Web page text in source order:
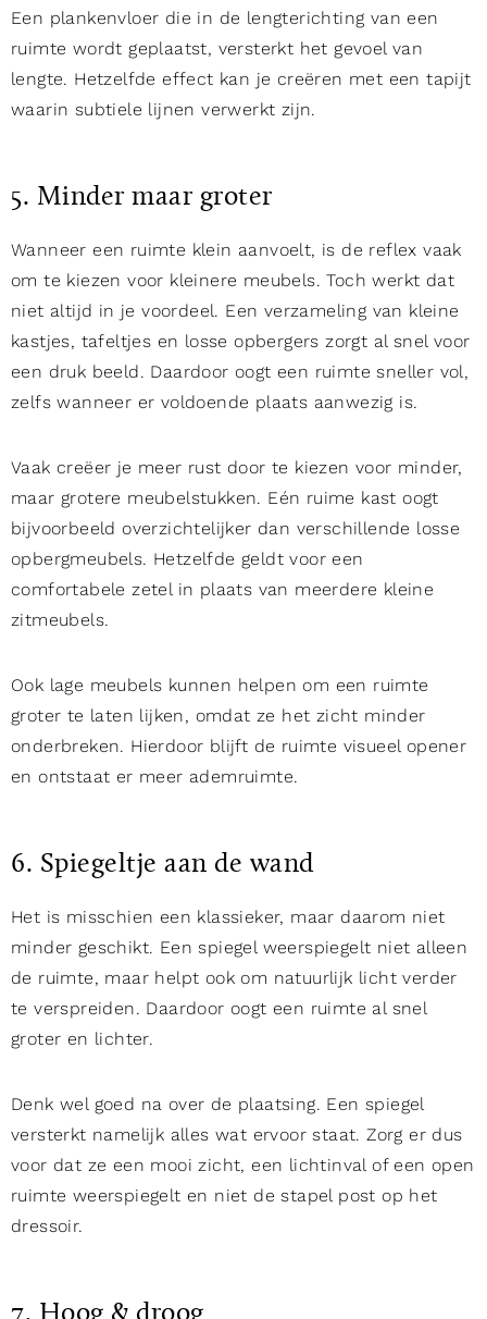
Een plankenvloer die in de lengterichting van een
ruimte wordt geplaatst, versterkt het gevoel van
lengte. Hetzelfde effect kan je creëren met een tapijt
waarin subtiele lijnen verwerkt zijn.
5. Minder maar groter
Wanneer een ruimte klein aanvoelt, is de reflex vaak
om te kiezen voor kleinere meubels. Toch werkt dat
niet altijd in je voordeel. Een verzameling van kleine
kastjes, tafeltjes en losse opbergers zorgt al snel voor
een druk beeld. Daardoor oogt een ruimte sneller vol,
zelfs wanneer er voldoende plaats aanwezig is.
Vaak creëer je meer rust door te kiezen voor minder,
maar grotere meubelstukken. Eén ruime kast oogt
bijvoorbeeld overzichtelijker dan verschillende losse
opbergmeubels. Hetzelfde geldt voor een
comfortabele zetel in plaats van meerdere kleine
zitmeubels.
Ook lage meubels kunnen helpen om een ruimte
groter te laten lijken, omdat ze het zicht minder
onderbreken. Hierdoor blijft de ruimte visueel opener
en ontstaat er meer ademruimte.
6. Spiegeltje aan de wand
Het is misschien een klassieker, maar daarom niet
minder geschikt. Een spiegel weerspiegelt niet alleen
de ruimte, maar helpt ook om natuurlijk licht verder
te verspreiden. Daardoor oogt een ruimte al snel
groter en lichter.
Denk wel goed na over de plaatsing. Een spiegel
versterkt namelijk alles wat ervoor staat. Zorg er dus
voor dat ze een mooi zicht, een lichtinval of een open
ruimte weerspiegelt en niet de stapel post op het
dressoir.